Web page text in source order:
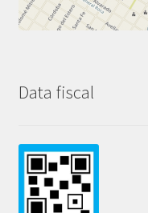
Data fiscal